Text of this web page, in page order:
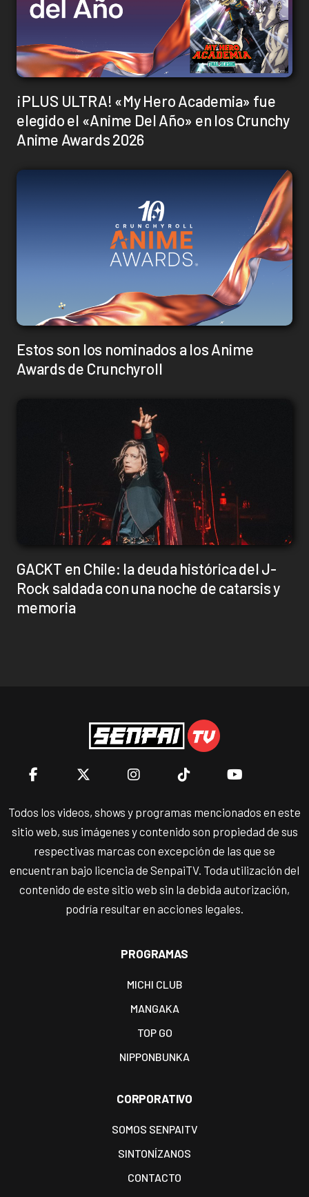
¡PLUS ULTRA! «My Hero Academia» fue
elegido el «Anime Del Año» en los Crunchy
Anime Awards 2026
Estos son los nominados a los Anime
Awards de Crunchyroll
GACKT en Chile: la deuda histórica del J-
Rock saldada con una noche de catarsis y
memoria
Todos los videos, shows y programas mencionados en este
sitio web, sus imágenes y contenido son propiedad de sus
respectivas marcas con excepción de las que se
encuentran bajo licencia de SenpaiTV. Toda utilización del
contenido de este sitio web sin la debida autorización,
podría resultar en acciones legales.
PROGRAMAS
MICHI CLUB
MANGAKA
TOP GO
NIPPONBUNKA
CORPORATIVO
SOMOS SENPAITV
SINTONÍZANOS
CONTACTO